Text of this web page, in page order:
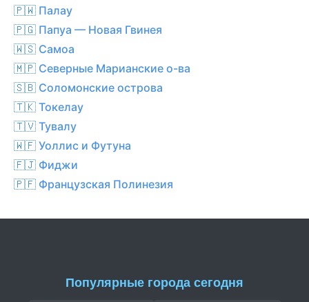
🇵🇼 Палау
🇵🇬 Папуа — Новая Гвинея
🇼🇸 Самоа
🇲🇵 Северные Марианские о-ва
🇸🇧 Соломонские острова
🇹🇰 Токелау
🇹🇻 Тувалу
🇼🇫 Уоллис и Футуна
🇫🇯 Фиджи
🇵🇫 Французская Полинезия
Популярные города сегодня